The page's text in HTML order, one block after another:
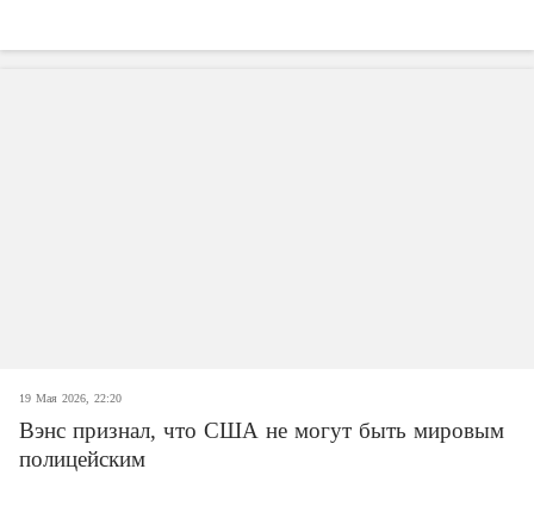
19 Мая 2026, 22:20
Вэнс признал, что США не могут быть мировым
полицейским